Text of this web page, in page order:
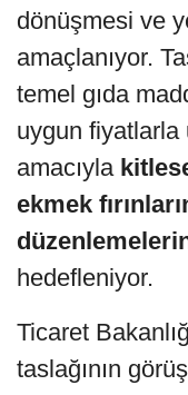
dönüşmesi ve
amaçlanıyor.
temel gıda
uygun
amacıyla
ekmek
hedefleniyor.
Ticaret
taslağının